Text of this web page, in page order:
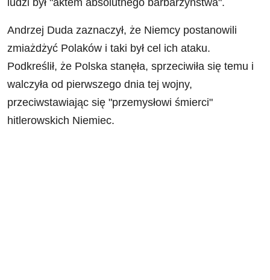
ludzi był "aktem absolutnego barbarzyństwa".
Andrzej Duda zaznaczył, że Niemcy postanowili
zmiażdżyć Polaków i taki był cel ich ataku.
Podkreślił, że Polska stanęła, sprzeciwiła się temu i
walczyła od pierwszego dnia tej wojny,
przeciwstawiając się "przemysłowi śmierci"
hitlerowskich Niemiec.